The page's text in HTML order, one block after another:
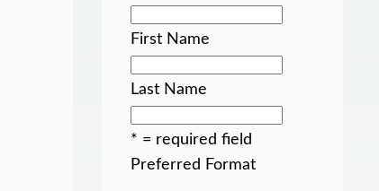
First Name
Last Name
* = required field
Preferred Format